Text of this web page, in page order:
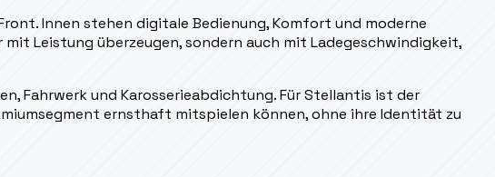
Innen stehen digitale Bedienung, Komfort und moderne
mit Leistung überzeugen, sondern auch mit Ladegeschwindigkeit,
Fahrwerk und Karosserieabdichtung. Für Stellantis ist der
ernsthaft mitspielen können, ohne ihre Identität zu